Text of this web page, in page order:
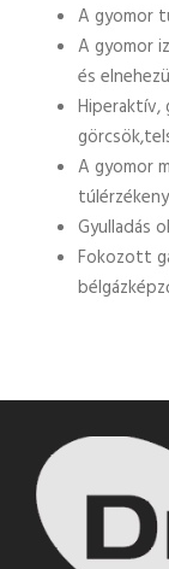
A gyomor
A gyomor
és
Hiperaktív,
A gyomor
Gyulladás
Fokozott